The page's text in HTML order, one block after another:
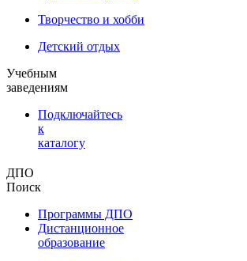
Творчество и хобби
Детский отдых
Учебным
заведениям
Подключайтесь
к
каталогу
ДПО
Поиск
Программы ДПО
Дистанционное
образование